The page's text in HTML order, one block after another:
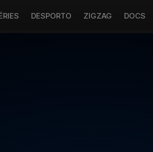
DESPORTO ZIGZAG DOCS